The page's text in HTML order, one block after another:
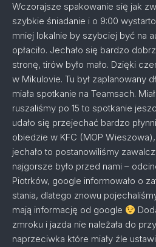
Wczorajsze spakowanie się jak
szybkie śniadanie i o 9:00
mniej lokalnie by szybciej być na
opłaciło. Jechało się bardzo
stronę, tirów było mało. Dzięki
w Mikulovie. Tu był zaplanowany
miała spotkanie na Teamsach.
ruszaliśmy po 15 to spotkanie
udało się przejechać bardzo
obiedzie w KFC (MOP
jechało to postanowiliśmy
najgorsze było przed nami –
Piotrków, google informowało o
stania, dlatego znowu
mają informację od google
zmroku i jazda nie należała do
naprzeciwka które miały źle